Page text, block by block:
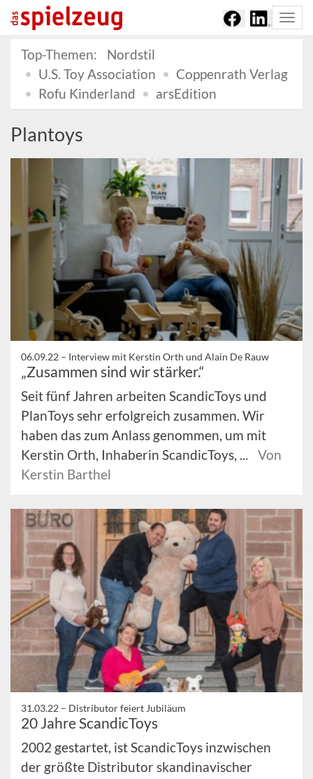
Top-Themen:
Nordstil
U.S. Toy Association
Coppenrath Verlag
Rofu Kinderland
arsEdition
Plantoys
06.09.22 – Interview mit Kerstin Orth und Alain De Rauw
„Zusammen sind wir stärker.“
Seit fünf Jahren arbeiten ScandicToys und
PlanToys sehr erfolgreich zusammen. Wir
haben das zum Anlass genommen, um mit
Kerstin Orth, Inhaberin ScandicToys, ...
Von
Kerstin Barthel
31.03.22 – Distributor feiert Jubiläum
20 Jahre ScandicToys
2002 gestartet, ist ScandicToys inzwischen
der größte Distributor skandinavischer